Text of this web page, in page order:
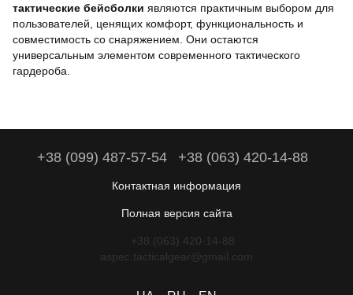
тактические бейсболки являются практичным выбором для
пользователей, ценящих комфорт, функциональность и
совместимость со снаряжением. Они остаются
универсальным элементом современного тактического
гардероба.
+38 (099) 487-57-54 +38 (063) 420-14-88
Контактная информация
Полная версия сайта
+38 (063) 420-14-88
aspec.tacticalgear@gmail.com